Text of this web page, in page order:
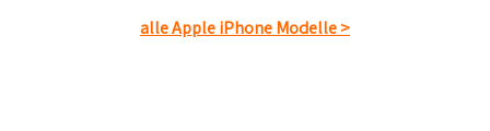
alle Apple iPhone Modelle >